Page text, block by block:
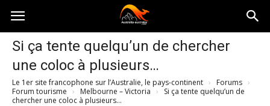
Australia-
australie.com
Si ça tente quelqu’un de chercher
une coloc à plusieurs…
Le 1er site francophone sur l’Australie, le pays-continent › Forums ›
Forum tourisme › Melbourne – Victoria ›
Si ça tente quelqu’un de
chercher une coloc à plusieurs…